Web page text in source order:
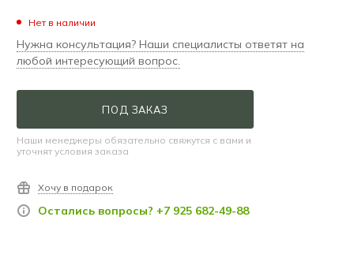
Нет в наличии
Нужна консультация? Наши специалисты ответят на
любой интересующий вопрос.
ПОД ЗАКАЗ
Наши менеджеры обязательно свяжутся с вами и
уточнят условия заказа
Хочу в подарок
Остались вопросы? +7 925 682-49-88